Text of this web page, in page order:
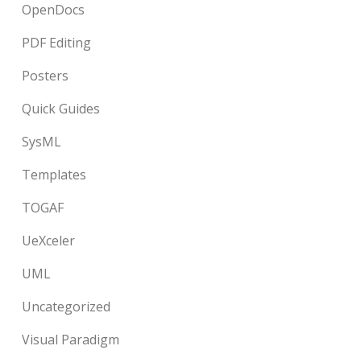
OpenDocs
PDF Editing
Posters
Quick Guides
SysML
Templates
TOGAF
UeXceler
UML
Uncategorized
Visual Paradigm